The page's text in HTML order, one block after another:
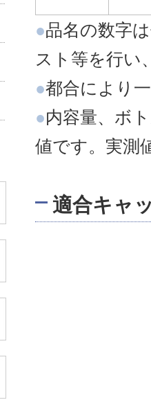
●品名の数字
スト等を行い
●都合により
●内容量、ボ
値です。実測
適合キャ